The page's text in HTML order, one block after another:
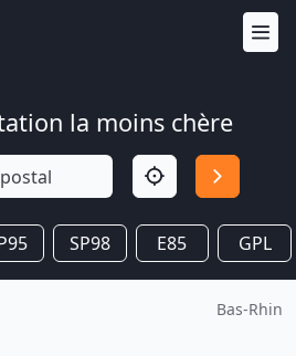
la moins chère
SP98 E85 GPL
Bas-Rhin